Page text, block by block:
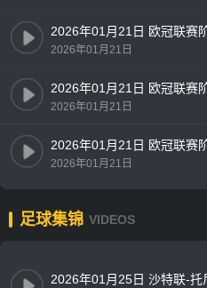
2026年01月21日
2026年01月21日
2026年01月21日
足球集锦 VIDEOS